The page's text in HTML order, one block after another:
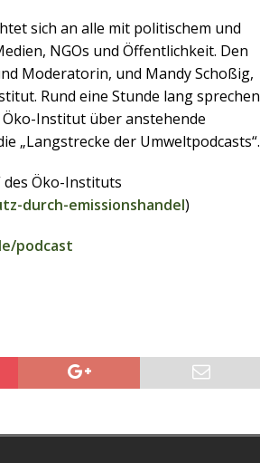
sich an alle mit politischem und
NGOs und Öffentlichkeit. Den
Moderatorin, und Mandy Schoßig,
Rund eine Stunde lang sprechen
Öko-Institut über anstehende
„Langstrecke der Umweltpodcasts“.
des Öko-Instituts
durch-emissionshandel)
podcast